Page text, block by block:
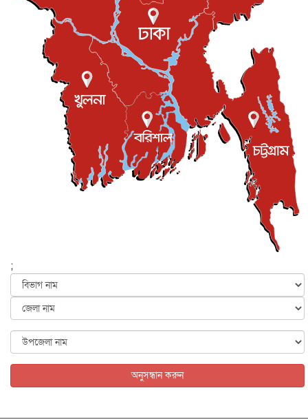
রিয়ালকে ‘না’ বলা রদ্রির জন্য বার্সার কাছে কত চাইল ম্যানসিটি
খেলাধুলা
শিল্পকলায় চলচ্চিত্র উৎসব, বিনা মূল্যে দেখা যাবে ৬ সিনেমা
বিনোদন ৮ আগস্ট, ২০২৬
ইস্ট লন্ডন মসজিদের জুমার খুতবা : “কুরআন হোক জীবন দেখার
লেন্স...
ইসলাম ও জীবন ৭ আগস্ট, ২০২৬
সিলেটের কন্যা মোহিনী রশিদ এনওয়াইপিডির উচ্চপদস্থ কর্মকর্তা
দেশজুড়ে ৬ আগস্ট, ২০২৬
আজ থেকে সবার জন্য উন্মুক্ত জুলাই স্মৃতি জাদুঘর
৬ আগস্ট, ২০২৬
৬ আগস্ট, ২০২৬
জুলাইয়ের কৃতিত্ব নেওয়ার জন্য সবাই প্রতিযোগিতায় নেমেছে :
৬ আগস্ট, ২০২৬
৬ আগস্ট, ২০২৬
;
অনুসন্ধান করুন